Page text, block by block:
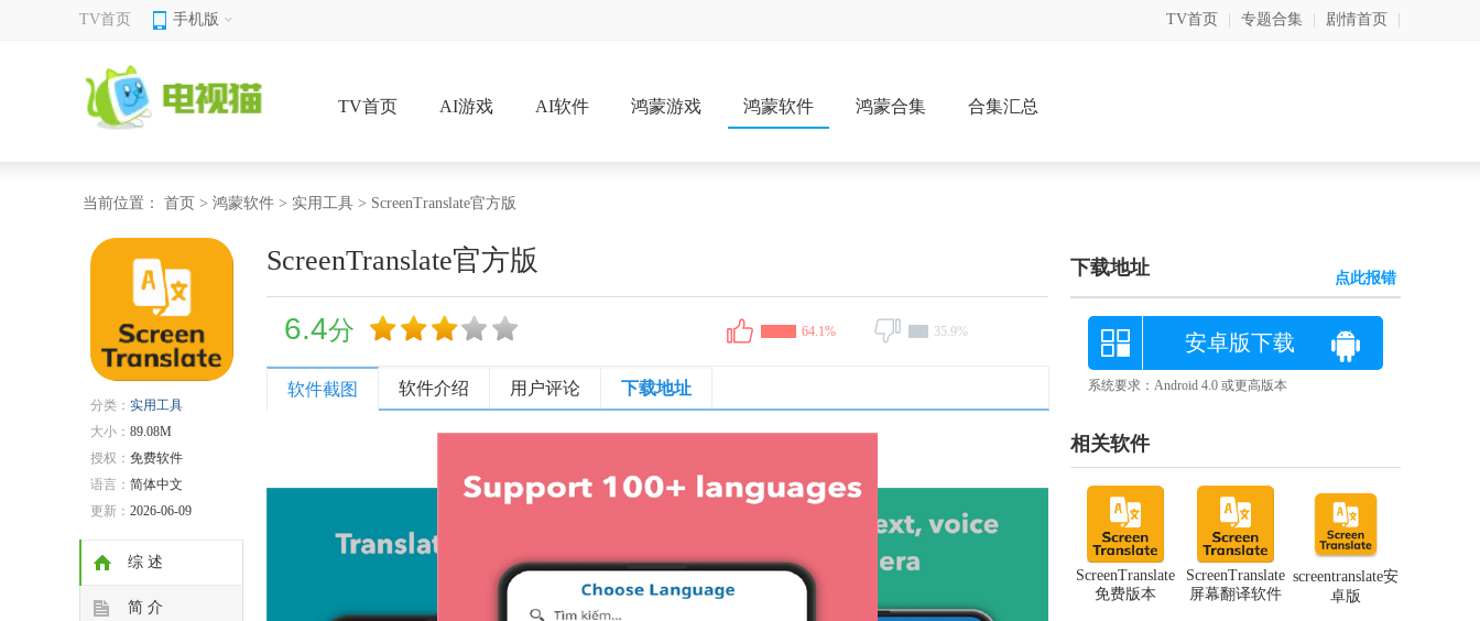
TV首页 手机版 TV首页 专题合集 剧情首页
TV首页 AI游戏 AI软件 鸿蒙游戏 鸿蒙软件 鸿蒙合集 合集汇总
当前位置： 首页 > 鸿蒙软件 > 实用工具 > ScreenTranslate官方版
分类： 实用工具
大小： 89.08M
授权： 免费软件
语言： 简体中文
更新： 2026-06-09
综 述
简 介
ScreenTranslate官方版
6.4分 64.1% 35.9%
软件截图 软件介绍 用户评论 下载地址
下载地址 点此报错
安卓版下载
系统要求：Android 4.0 或更高版本
相关软件
screentranslate安
卓版
ScreenTranslate
屏幕翻译软件
ScreenTranslate
免费版本